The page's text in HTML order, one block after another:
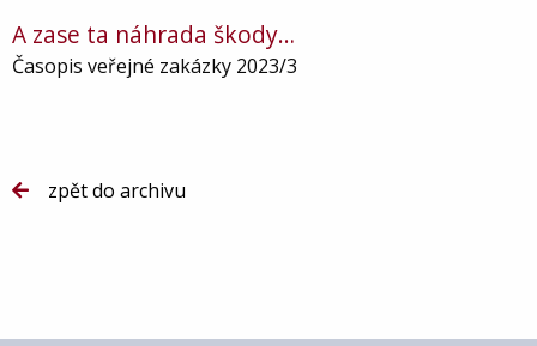
A zase ta náhrada škody…
Časopis veřejné zakázky 2023/3
zpět do archivu